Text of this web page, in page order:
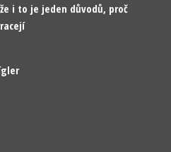
i to je jeden důvodů, proč